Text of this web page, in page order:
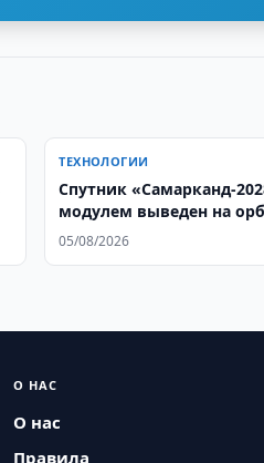
ТЕХНОЛОГИИ
Спутник «Самарканд-
модулем выведен на
05/08/2026
О НАС
О нас
Правила